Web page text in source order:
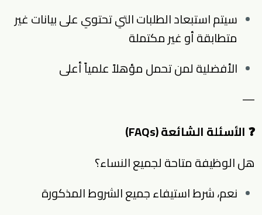
سيتم استبعاد الطلبات التي تحتوي على بيانات غير
متطابقة أو غير مكتملة
الأفضلية لمن تحمل مؤهلاً علمياً أعلى
—
❓ الأسئلة الشائعة (FAQs)
هل الوظيفة متاحة لجميع النساء؟
نعم، شرط استيفاء جميع الشروط المذكورة